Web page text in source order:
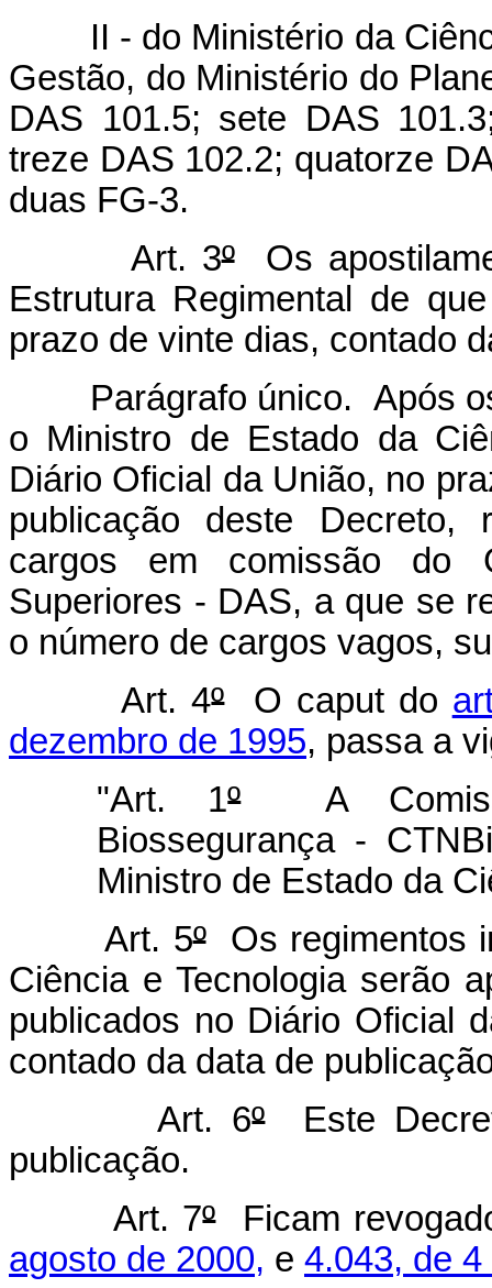
II - do Ministério da
Gestão, do Ministério do
DAS 101.5; sete DAS
treze DAS 102.2; quatorze
duas FG-3.
Art. 3ºOs
Estrutura Regimental de
prazo de vinte dias, contado
Parágrafo único. Após os
o Ministro de Estado da
Diário Oficial da União, no
publicação deste Decreto,
cargos em comissão do
Superiores - DAS, a que se
o número de cargos vagos,
Art. 4ºO caput do
dezembro de 1995, passa a
"Art. 1ºA
Biossegurança -
Ministro de Estado da
Art. 5ºOs regimentos
Ciência e Tecnologia serão
publicados no Diário Oficial
contado da data de
Art. 6ºEste
publicação.
Art. 7ºFicam
agosto de 2000, e 4.043, de